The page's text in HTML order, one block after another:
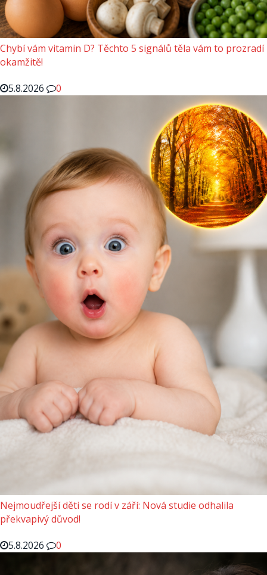
Chybí vám vitamin D? Těchto 5 signálů těla vám to prozradí
okamžitě!
5.8.2026
0
Nejmoudřejší děti se rodí v září: Nová studie odhalila
překvapivý důvod!
5.8.2026
0